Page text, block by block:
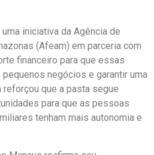
iniciativa da Agência de
(Afeam) em parceria com
financeiro para que essas
negócios e garantir uma
reforçou que a pasta segue
para que as pessoas
tenham mais autonomia e